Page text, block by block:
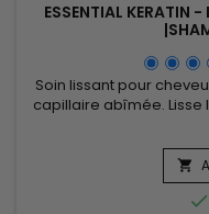
ESSENTIAL KERATIN
Soin lissant pour
capillaire abîmée. Lisse
la casse des
Essential Keratin soin
capillaire, préserve la
s'estomper ou de

